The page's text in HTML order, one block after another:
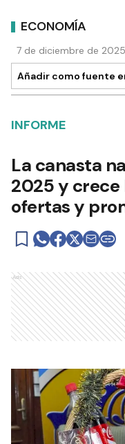
ECONOMÍA
7 de diciembre de
Añadir como fuente
INFORME
La canasta
2025 y crece
ofertas y
Ads